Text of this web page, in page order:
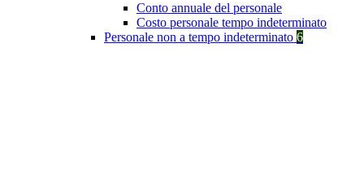
Conto annuale del personale
Costo personale tempo indeterminato
Personale non a tempo indeterminato 6